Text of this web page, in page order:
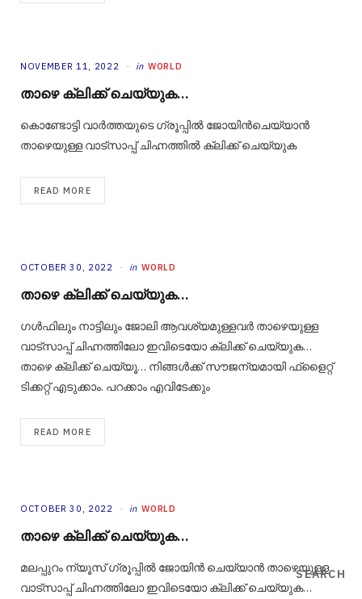
NOVEMBER 11, 2022 in WORLD
താഴെ ക്ലിക്ക് ചെയ്യുക…
കൊണ്ടോട്ടി വാർത്തയുടെ ഗ്രൂപ്പിൽ ജോയിൻചെയ്യാൻ
താഴെയുള്ള വാട്‌സാപ്പ് ചിഹ്നത്തിൽ ക്ലിക്ക് ചെയ്യുക
READ MORE
OCTOBER 30, 2022 in WORLD
താഴെ ക്ലിക്ക് ചെയ്യുക…
ഗൾഫിലും നാട്ടിലും ജോലി ആവശ്യമുള്ളവർ താഴെയുള്ള
വാട്‌സാപ്പ് ചിഹ്നത്തിലോ ഇവിടെയോ ക്ലിക്ക് ചെയ്യുക…
താഴെ ക്ലിക്ക് ചെയ്യൂ… നിങ്ങൾക്ക് സൗജന്യമായി ഫ്‌ളൈറ്റ്
ടിക്കറ്റ് എടുക്കാം. പറക്കാം എവിടേക്കും
READ MORE
OCTOBER 30, 2022 in WORLD
താഴെ ക്ലിക്ക് ചെയ്യുക…
മലപ്പുറം ന്യൂസ് ഗ്രൂപ്പിൽ ജോയിൻ ചെയ്യാൻ താഴെയുള്ള
വാട്‌സാപ്പ് ചിഹ്നത്തിലോ ഇവിടെയോ ക്ലിക്ക് ചെയ്യുക…
SEARCH